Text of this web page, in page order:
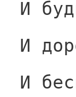
И
И
И